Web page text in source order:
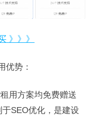
》》》
优势：
用方案均免费赠送
SEO优化，是建设